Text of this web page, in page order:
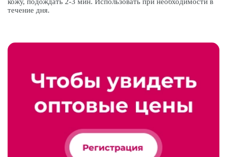
течение дня.